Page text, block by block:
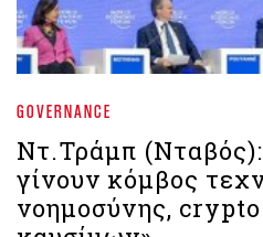
GOVERNANCE
Ντ.Τράμπ
γίνουν κόμβος
νοημοσύνης,